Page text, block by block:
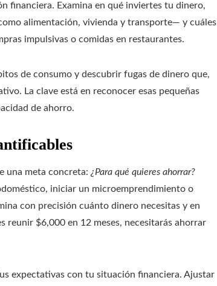
financiera. Examina en qué inviertes tu dinero,
alimentación, vivienda y transporte— y cuáles
impulsivas o comidas en restaurantes.
de consumo y descubrir fugas de dinero que,
La clave está en reconocer esas pequeñas
de ahorro.
una meta concreta: ¿Para qué quieres ahorrar?
iniciar un microemprendimiento o
con precisión cuánto dinero necesitas y en
reunir $6,000 en 12 meses, necesitarás ahorrar
expectativas con tu situación financiera. Ajustar